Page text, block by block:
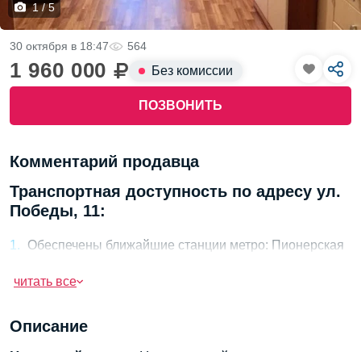
1 / 5
1 960 000 Без комиссии
ПОЗВОНИТЬ
30 октября в 18:47 564
Описание
Комментарий продавца
Транспортная доступность по адресу ул.
Победы, 11:
Обеспечены ближайшие станции метро: Пионерская
Ближайшие железнодорожные станции: Санкт-
Выходы на major дороги: КАД и проспект Энгельса в
читать все